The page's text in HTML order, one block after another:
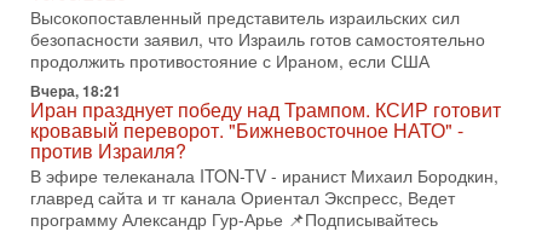
3-08-2026, 15:23
Иран задыхается. КСИР готовит удар! Россия теряет
последних союзников. Путин - псих!
В эфире ITON-TV доктор Эльдар Намазов , историк,
политолог, в прошлом – помощник Президента
Азербайджана Гейдара Алиева . Ведет программу
Александр
3-08-2026, 11:09
Выборы в Израиле в опасности?! ШАБАК формирует
Высокопоставленный представитель израильских сил
безопасности заявил, что Израиль готов самостоятельно
продолжить противостояние с Ираном, если США
Вчера, 18:21
Иран празднует победу над Трампом. КСИР готовит
кровавый переворот. "Бижневосточное НАТО" -
против Израиля?
В эфире телеканала ITON-TV - иранист Михаил Бородкин,
главред сайта и тг канала Ориентал Экспресс, Ведет
программу Александр Гур-Арье 📌Подписывайтесь